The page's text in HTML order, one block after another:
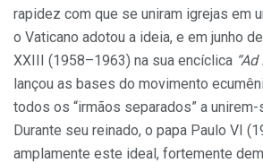
rapidez com que se uniram igrejas em
o Vaticano adotou a ideia, e em junho
XXIII (1958–1963) na sua encíclica
lançou as bases do movimento
todos os “irmãos separados” a unirem-
Durante seu reinado, o papa Paulo VI
amplamente este ideal, fortemente